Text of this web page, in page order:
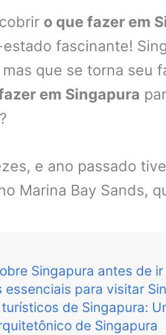
o que fazer em
fascinante!
que se torna seu
em Singapura
e ano passado
Marina Bay Sands,
Singapura antes de ir
essenciais para visitar
de Singapura:
de Singapura